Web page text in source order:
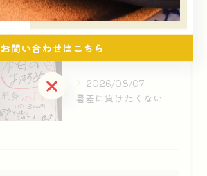
2026/08/08
感謝と愛と情
2026/08/07
暑差に負けたくない
お問い合わせはこちら
お問い合わせはこちら